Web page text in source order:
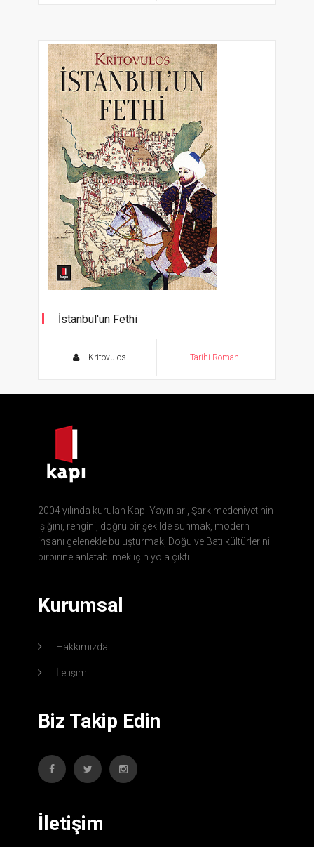
İstanbul'un Fethi
Kritovulos Tarihi Roman
2004 yılında kurulan Kapı Yayınları, Şark medeniyetinin
ışığını, rengini, doğru bir şekilde sunmak, modern
insanı gelenekle buluşturmak, Doğu ve Batı kültürlerini
birbirine anlatabilmek için yola çıktı.
Kurumsal
Hakkımızda
İletişim
Biz Takip Edin
İletişim